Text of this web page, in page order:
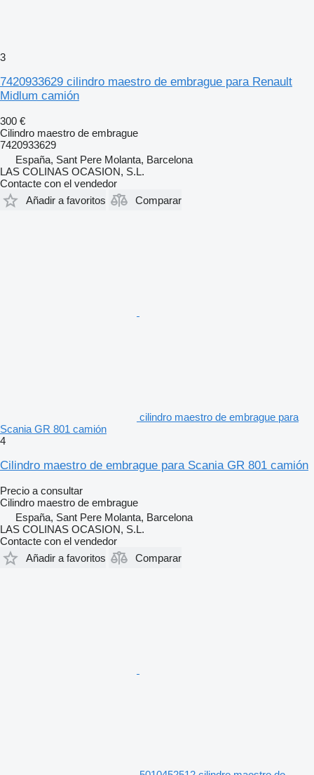
3
7420933629 cilindro maestro de embrague para Renault
Midlum camión
300 €
Cilindro maestro de embrague
7420933629
España, Sant Pere Molanta, Barcelona
LAS COLINAS OCASION, S.L.
Contacte con el vendedor
Añadir a favoritos
Comparar
cilindro maestro de embrague para
Scania GR 801 camión
4
Cilindro maestro de embrague para Scania GR 801 camión
Precio a consultar
Cilindro maestro de embrague
España, Sant Pere Molanta, Barcelona
LAS COLINAS OCASION, S.L.
Contacte con el vendedor
Añadir a favoritos
Comparar